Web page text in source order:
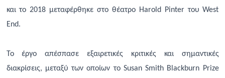
και το 2018 μεταφέρθηκε στο θέατρο Harold Pinter του West
End.
Το έργο απέσπασε εξαιρετικές κριτικές και σημαντικές
διακρίσεις, μεταξύ των οποίων το Susan Smith Blackburn Prize